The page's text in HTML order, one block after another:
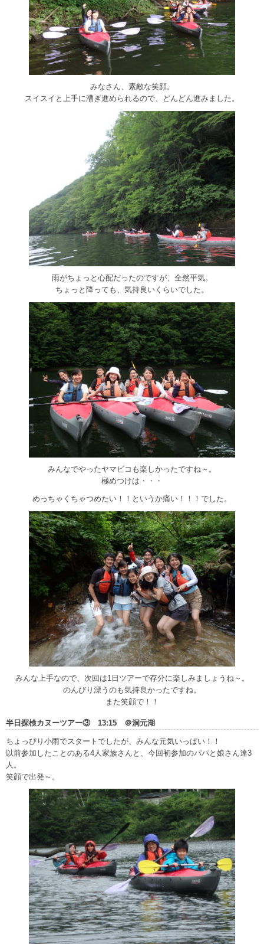
みなさん、素敵な笑顔。
スイスイと上手に漕ぎ進められるので、どんどん進みました。
雨がちょっと心配だったのですが、全然平気。
ちょっと降っても、気持良いくらいでした。
みんなでやったヤマビコも楽しかったですね～。
極めつけは・・・
めっちゃくちゃつめたい！！というか痛い！！！でした。
みんな上手なので、次回は1日ツアーで存分に楽しみましょうね～。
のんびり漂うのも気持良かったですね。
また笑顔で！！
半日探検カヌーツアー③ 13:15 ＠洞元湖
ちょっぴり小雨でスタートでしたが、みんな元気いっぱい！！
以前参加したことのある4人家族さんと、今回初参加のパパと娘さん達3
人。
笑顔で出発～。